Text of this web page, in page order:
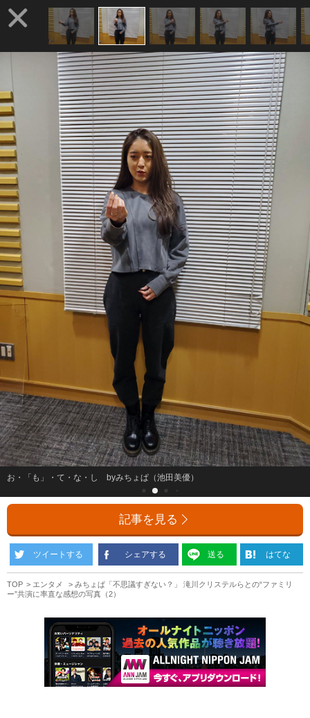
お・「も」・て・な・し byみちょぱ（池田美優）
記事を見る
ツイートする シェアする 送る はてな
TOP エンタメ
みちょぱ「不思議すぎない？」 滝川クリステルらとの“ファミリ
ー”共演に率直な感想の写真（2）